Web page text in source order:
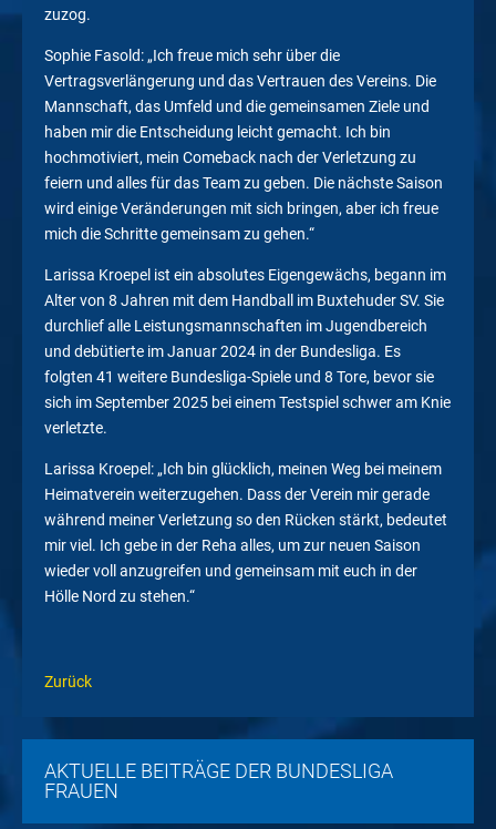
zuzog.
Sophie Fasold: „Ich freue mich sehr über die
Vertragsverlängerung und das Vertrauen des Vereins. Die
Mannschaft, das Umfeld und die gemeinsamen Ziele und
haben mir die Entscheidung leicht gemacht. Ich bin
hochmotiviert, mein Comeback nach der Verletzung zu
feiern und alles für das Team zu geben. Die nächste Saison
wird einige Veränderungen mit sich bringen, aber ich freue
mich die Schritte gemeinsam zu gehen.“
Larissa Kroepel ist ein absolutes Eigengewächs, begann im
Alter von 8 Jahren mit dem Handball im Buxtehuder SV. Sie
durchlief alle Leistungsmannschaften im Jugendbereich
und debütierte im Januar 2024 in der Bundesliga. Es
folgten 41 weitere Bundesliga-Spiele und 8 Tore, bevor sie
sich im September 2025 bei einem Testspiel schwer am Knie
verletzte.
Larissa Kroepel: „Ich bin glücklich, meinen Weg bei meinem
Heimatverein weiterzugehen. Dass der Verein mir gerade
während meiner Verletzung so den Rücken stärkt, bedeutet
mir viel. Ich gebe in der Reha alles, um zur neuen Saison
wieder voll anzugreifen und gemeinsam mit euch in der
Hölle Nord zu stehen.“
Zurück
AKTUELLE BEITRÄGE DER BUNDESLIGA
FRAUEN